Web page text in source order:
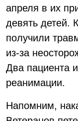
апреля в их
девять детей.
получили
из-за
Два пациента
реанимации.
Напомним,